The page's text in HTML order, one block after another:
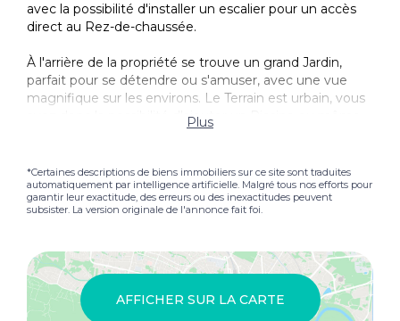
avec la possibilité d'installer un escalier pour un accès
direct au Rez-de-chaussée.
À l'arrière de la propriété se trouve un grand Jardin,
parfait pour se détendre ou s'amuser, avec une vue
magnifique sur les environs. Le Terrain est urbain, vous
avez donc la possibilité d'ajouter un Piscine ou même
de développer l'espace. De plus, il y a une structure
être utilisée pour Parking ou transformée en
logements supplémentaires si nécessaire. Au-delà de la
Jardin, il y a une autre structure, actuellement en
nouvel espace selon vos plans pour la propriété. Avec
sa taille généreuse et son potentiel d'expansion, Casa
Oscar est une opportunité fantastique pour ceux qui
cherchent à créer leur maison parfaite dans une ville
Plus
*Certaines descriptions de biens immobiliers sur ce site sont traduites
automatiquement par intelligence artificielle. Malgré tous nos efforts pour
garantir leur exactitude, des erreurs ou des inexactitudes peuvent
subsister. La version originale de l'annonce fait foi.
AFFICHER SUR LA CARTE